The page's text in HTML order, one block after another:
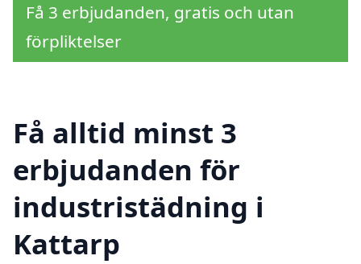
Få 3 erbjudanden, gratis och utan
förpliktelser
Få alltid minst 3
erbjudanden för
industristädning i
Kattarp